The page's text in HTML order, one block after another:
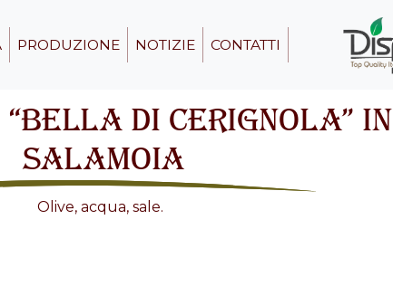
PRODUZIONE NOTIZIE CONTATTI
DI CERIGNOLA” IN
SALAMOIA
Olive, acqua, sale.